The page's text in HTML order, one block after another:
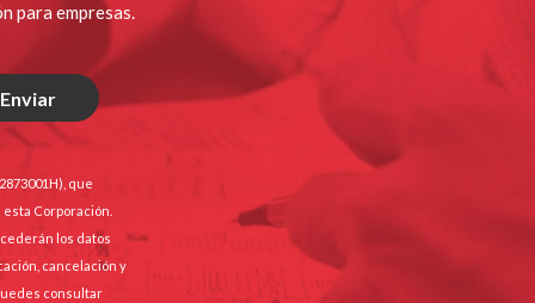
para empresas.
que
Corporación.
los datos
cancelación y
consultar